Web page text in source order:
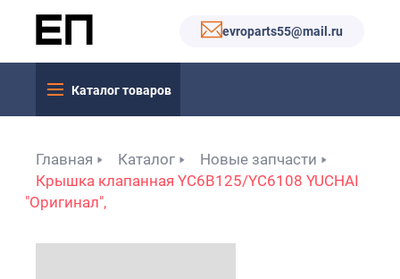
evroparts55@mail.ru
Каталог товаров
Главная Каталог
Новые запчасти
Крышка клапанная YC6B125/YC6108 YUCHAI
"Оригинал",